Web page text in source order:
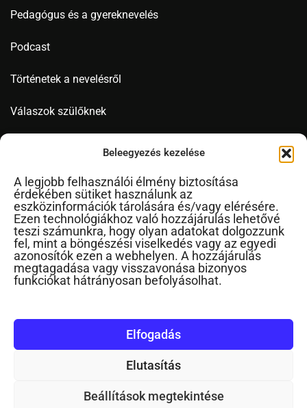
Beleegyezés kezelése
A legjobb felhasználói élmény biztosítása
érdekében sütiket használunk az
eszközinformációk tárolására és/vagy elérésére.
Ezen technológiákhoz való hozzájárulás lehetővé
teszi számunkra, hogy olyan adatokat dolgozzunk
fel, mint a böngészési viselkedés vagy az egyedi
azonosítók ezen a webhelyen. A hozzájárulás
megtagadása vagy visszavonása bizonyos
funkciókat hátrányosan befolyásolhat.
Elfogadás
Elutasítás
Beállítások megtekintése
Pedagógus és a gyereknevelés
Podcast
Történetek a nevelésről
Válaszok szülőknek
Novák Ferenc
Cikkek ábécérendben
Impresszum
RSS
Kapcsolat
©2024. Minden jog fenntartva